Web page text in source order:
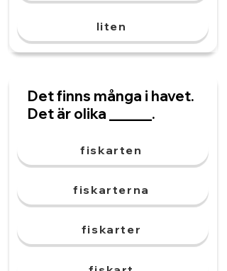
liten
Det finns många i havet.
Det är olika ______.
fiskarten
fiskarterna
fiskarter